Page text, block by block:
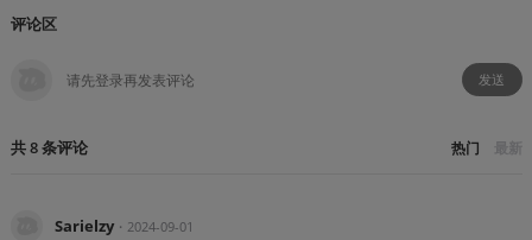
评论区
发送
共8条评论 热门 最新
Sarielzy・ 2024-09-01